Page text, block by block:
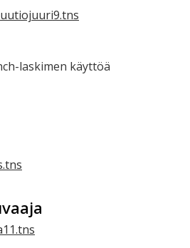
laskimen käyttöä